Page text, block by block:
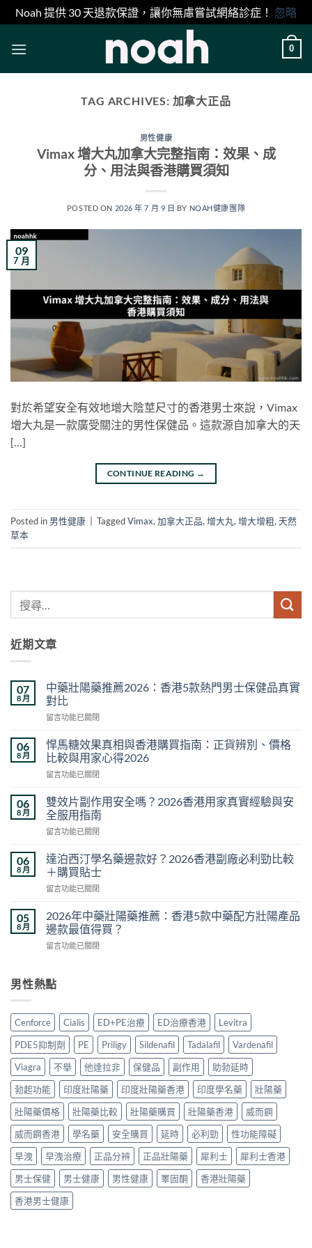
Noah 提供 30 天退款保證，讓你無慮嘗試網絡診症！ 忽略
0
TAG ARCHIVES: 加拿大正品
男性健康
Vimax 增大丸加拿大完整指南：效果、成
分、用法與香港購買須知
POSTED ON 2026 年 7 月 9 日 BY NOAH健康團隊
09
7 月
對於希望安全有效地增大陰莖尺寸的香港男士來說，Vimax
增大丸是一款廣受關注的男性保健品。這款源自加拿大的天
[…]
CONTINUE READING →
Posted in 男性健康 TaggedVimax,加拿大正品,增大丸,增大增粗,天然
草本
近期文章
07
8 月
中藥壯陽藥推薦2026：香港5款熱門男士保健品真實
對比
在
藥
壯
陽
藥
薦
2026：
香
港
款
熱
男
保
健
品
對
比〉
留言功能已關閉
06
8 月
悍馬糖效果真相與香港購買指南：正貨辨別、價格
比較與用家心得2026
在
馬
糖
效
果
相
與
香
港
買
指
正
別、
比
較
與
用
心
得
2026〉
中
留言功能已關閉
06
8 月
雙效片副作用安全嗎？2026香港用家真實經驗與安
全服用指南
在
效
片
副
作
安
全
嗎？
2026
用
實
經
驗
與
全
服
用
指
南〉
中
留言功能已關閉
06
8 月
達泊西汀學名藥邊款好？2026香港副廠必利勁比較
＋購買貼士
在
泊
西
汀
學
邊
2026
香
港
副
必
利
勁
比
較
＋
購
買
貼
士〉
中
留言功能已關閉
05
8 月
2026年中藥壯陽藥推薦：香港5款中藥配方壯陽產品
邊款最值得買？
在
中
藥
陽
藥
推
薦：
香
港
5
款
中
藥
配
方
壯
陽
產
品
邊
留言功能已關閉
男性熱點
Cenforce Cialis ED+PE治療 ED治療香港
Levitra
PDE5抑制劑
PE Priligy Sildenafil Tadalafil
Vardenafil
Viagra
不舉 他達拉非 保健品 副作用
助勃延時
勃起功能
印度壯陽藥 印度壯陽藥香港 印度學名藥
壯陽藥
壯陽藥價格
壯陽藥比較 壯陽藥購買 壯陽藥香港
威而鋼
威而鋼香港
學名藥 安全購買 延時 必利勁
性功能障礙
早洩
早洩治療 正品分辨 正品壯陽藥 犀利士
犀利士香港
男士保健
男士健康 男性健康 睪固酮
香港壯陽藥
香港男士健康